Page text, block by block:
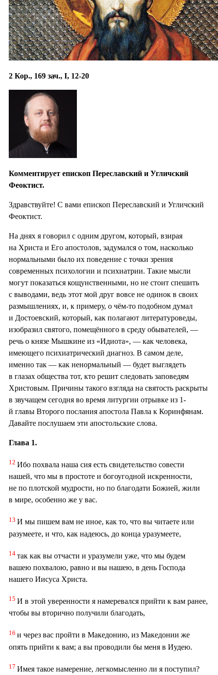
2 Кор., 169 зач., I, 12-20
Комментирует епископ Переславский и Угличский
Феоктист.
Здравствуйте! С вами епископ Переславский и Угличский
Феоктист.
На днях я говорил с одним другом, который, взирая
на Христа и Его апостолов, задумался о том, насколько
нормальными было их поведение с точки зрения
современных психологии и психиатрии. Такие мысли
могут показаться кощунственными, но не стоит спешить
с выводами, ведь этот мой друг вовсе не одинок в своих
размышлениях, и, к примеру, о чём-то подобном думал
и Достоевский, который, как полагают литературоведы,
изобразил святого, помещённого в среду обывателей, —
речь о князе Мышкине из «Идиота», — как человека,
имеющего психиатрический диагноз. В самом деле,
именно так — как ненормальный — будет выглядеть
в глазах общества тот, кто решит следовать заповедям
Христовым. Причины такого взгляда на святость раскрыты
в звучащем сегодня во время литургии отрывке из 1-
й главы Второго послания апостола Павла к Коринфянам.
Давайте послушаем эти апостольские слова.
Глава 1.
12 Ибо похвала наша сия есть свидетельство совести
нашей, что мы в простоте и богоугодной искренности,
не по плотской мудрости, но по благодати Божией, жили
в мире, особенно же у вас.
13 И мы пишем вам не иное, как то, что вы читаете или
разумеете, и что, как надеюсь, до конца уразумеете,
14 так как вы отчасти и уразумели уже, что мы будем
вашею похвалою, равно и вы нашею, в день Господа
нашего Иисуса Христа.
15 И в этой уверенности я намеревался прийти к вам ранее,
чтобы вы вторично получили благодать,
16 и через вас пройти в Македонию, из Македонии же
опять прийти к вам; а вы проводили бы меня в Иудею.
17 Имея такое намерение, легкомысленно ли я поступил?